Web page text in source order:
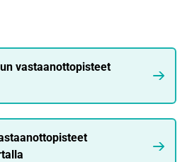
vastaanottopisteet